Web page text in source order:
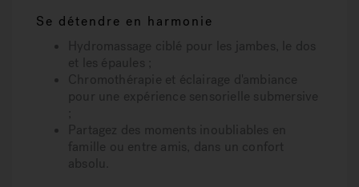
Se détendre en harmonie
Hydromassage ciblé pour les jambes, le dos
et les épaules ;
Chromothérapie et éclairage d'ambiance
pour une expérience sensorielle submersive
;
Partagez des moments inoubliables en
famille ou entre amis, dans un confort
absolu.